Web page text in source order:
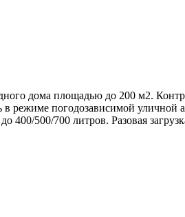
дома площадью до 200 м2.
режиме погодозависимой уличной
500/700 литров. Разовая